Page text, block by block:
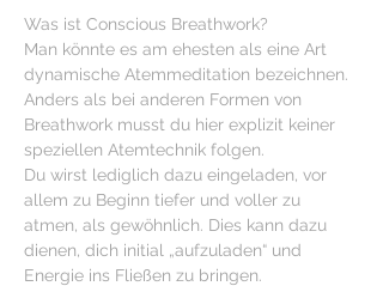
Was ist Conscious Breathwork?
Man könnte es am ehesten als eine Art
dynamische Atemmeditation bezeichnen.
Anders als bei anderen Formen von
Breathwork musst du hier explizit keiner
speziellen Atemtechnik folgen.
Du wirst lediglich dazu eingeladen, vor
allem zu Beginn tiefer und voller zu
atmen, als gewöhnlich. Dies kann dazu
dienen, dich initial „aufzuladen“ und
Energie ins Fließen zu bringen.